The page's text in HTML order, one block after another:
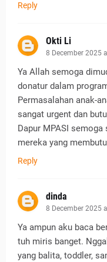
Reply
Okti Li
8 December 2025
Ya Allah semoga
donatur dalam
Permasalahan anak-
sangat urgent dan
Dapur MPASI
mereka yang
Reply
dinda
8 December 2025
Ya ampun aku baca
tuh miris banget.
yang balita, toddler,